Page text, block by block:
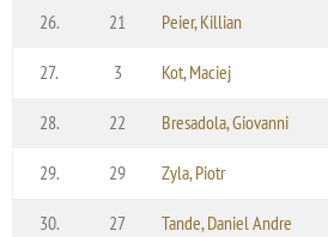
26. 21 Peier, Killian
27. 3 Kot, Maciej
28. 22 Bresadola, Giovanni
29. 29 Zyla, Piotr
30. 27 Tande, Daniel Andre